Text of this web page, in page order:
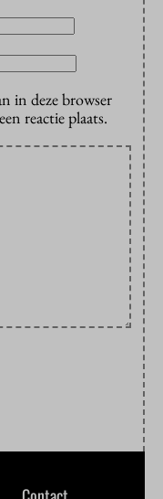
in deze browser
reactie plaats.